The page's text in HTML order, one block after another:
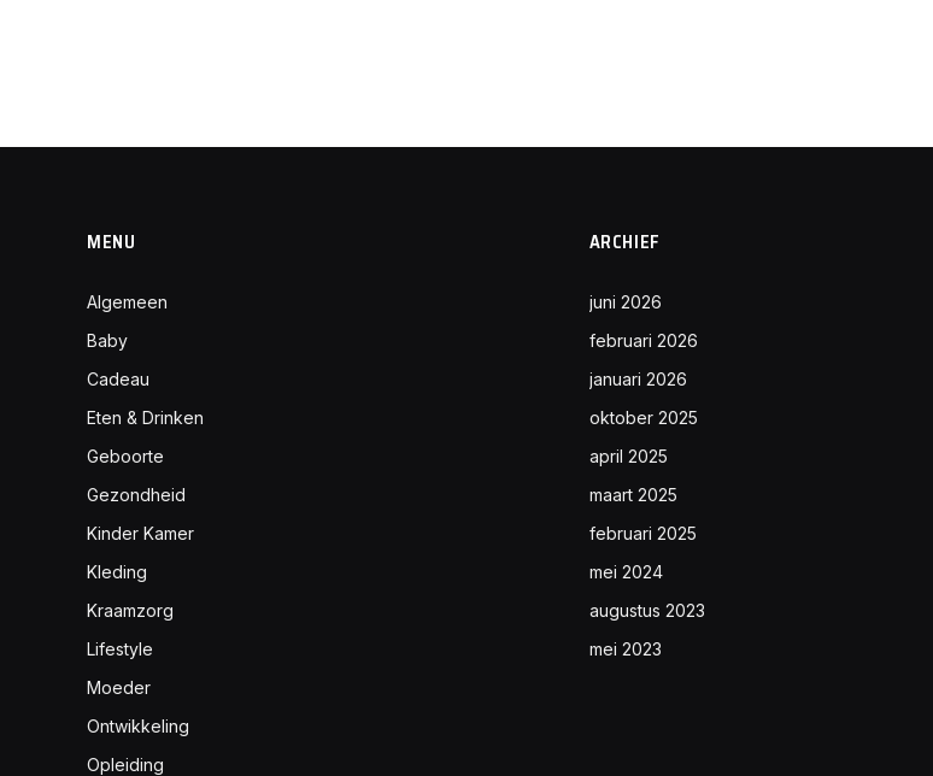
MENU
Algemeen
Baby
Cadeau
Eten & Drinken
Geboorte
Gezondheid
Kinder Kamer
Kleding
Kraamzorg
Lifestyle
Moeder
Ontwikkeling
Opleiding
ARCHIEF
juni 2026
februari 2026
januari 2026
oktober 2025
april 2025
maart 2025
februari 2025
mei 2024
augustus 2023
mei 2023